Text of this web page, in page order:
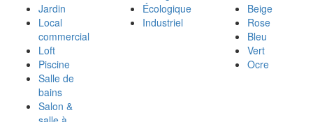
Jardin
Local
commercial
Loft
Piscine
Salle de
bains
Salon &
Écologique
Industriel
Beige
Rose
Bleu
Vert
Ocre